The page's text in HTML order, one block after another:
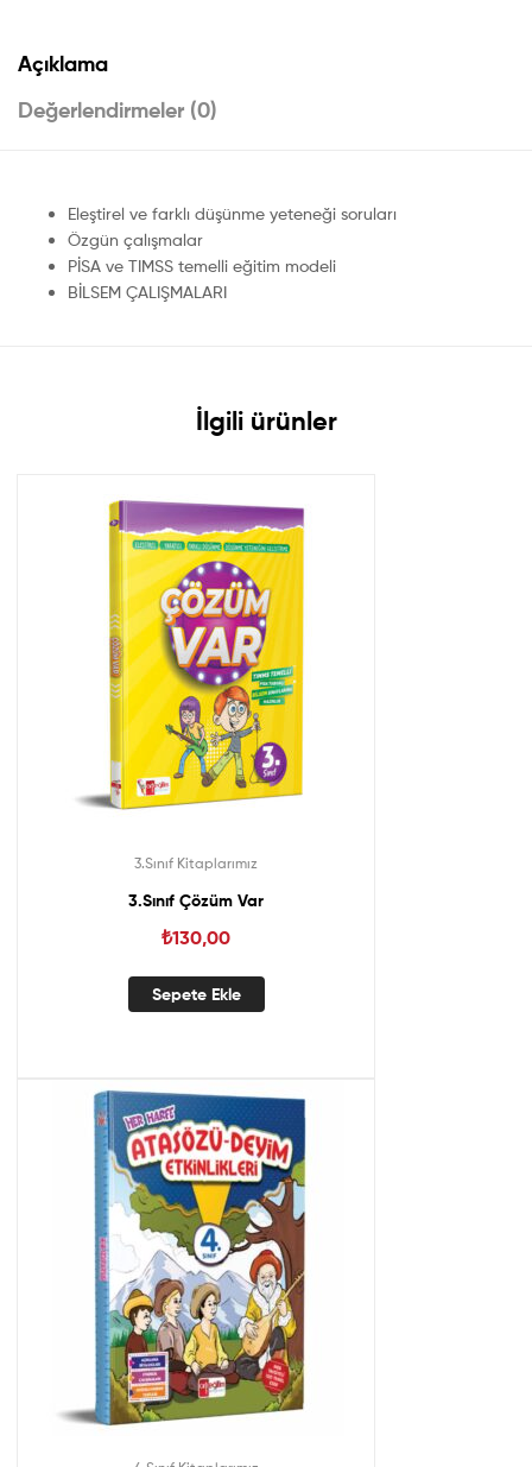
Açıklama
Değerlendirmeler (0)
Eleştirel ve farklı düşünme yeteneği soruları
Özgün çalışmalar
PİSA ve TIMSS temelli eğitim modeli
BİLSEM ÇALIŞMALARI
İlgili ürünler
3.Sınıf Kitaplarımız
3.Sınıf Çözüm Var
₺130,00
Sepete Ekle